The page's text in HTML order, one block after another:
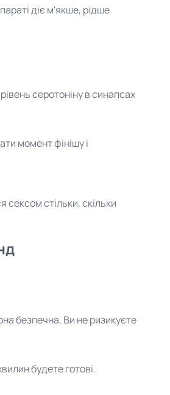
діє м'якше, рідше
серотоніну в синапсах
момент фінішу і
сексом стільки, скільки
безпечна. Ви не ризикуєте
будете готові.